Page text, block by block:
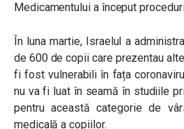
Medicamentului a început
În luna martie, Israelul a
de 600 de copii care prezentau
fi fost vulnerabili în fața
nu va fi luat în seamă în studiile
pentru această categorie de
medicală a copiilor.